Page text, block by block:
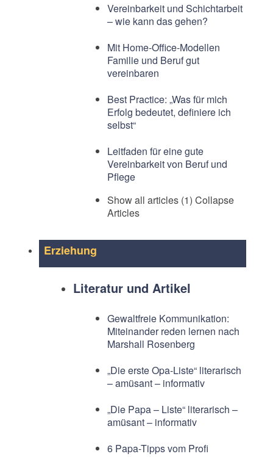
Vereinbarkeit und Schichtarbeit
– wie kann das gehen?
Mit Home-Office-Modellen
Familie und Beruf gut
vereinbaren
Best Practice: „Was für mich
Erfolg bedeutet, definiere ich
selbst“
Leitfaden für eine gute
Vereinbarkeit von Beruf und
Pflege
Show all articles (1) Collapse
Articles
Erziehung
Literatur und Artikel
Gewaltfreie Kommunikation:
Miteinander reden lernen nach
Marshall Rosenberg
„Die erste Opa-Liste“ literarisch
– amüsant – informativ
„Die Papa – Liste“ literarisch –
amüsant – informativ
6 Papa-Tipps vom Profi